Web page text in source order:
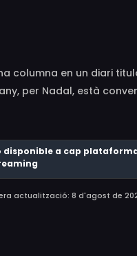
Josh Ventura,
Herbert, Ray Bengston,
Denise Hillis, Damián
columna en un diari
per Nadal, està
li demanarà per casar-
escriure l'article de
d'un prometatge
ella s'esperava, trenca
felicitació de Nadal
d'amor sense signar.
disponible a cap
actualització: 8 d'agost de